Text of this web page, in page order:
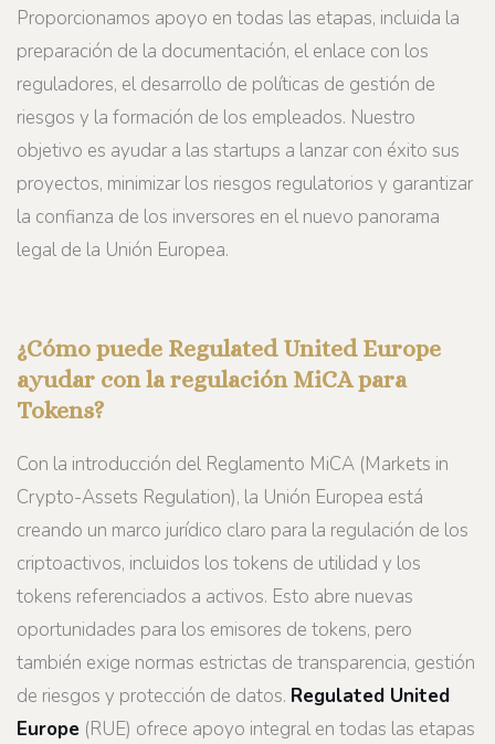
Proporcionamos apoyo en todas las etapas, incluida la
preparación de la documentación, el enlace con los
reguladores, el desarrollo de políticas de gestión de
riesgos y la formación de los empleados. Nuestro
objetivo es ayudar a las startups a lanzar con éxito sus
proyectos, minimizar los riesgos regulatorios y garantizar
la confianza de los inversores en el nuevo panorama
legal de la Unión Europea.
¿Cómo puede Regulated United Europe
ayudar con la regulación MiCA para
Tokens?
Con la introducción del Reglamento MiCA (Markets in
Crypto-Assets Regulation), la Unión Europea está
creando un marco jurídico claro para la regulación de los
criptoactivos, incluidos los tokens de utilidad y los
tokens referenciados a activos. Esto abre nuevas
oportunidades para los emisores de tokens, pero
también exige normas estrictas de transparencia, gestión
de riesgos y protección de datos. Regulated United
Europe (RUE) ofrece apoyo integral en todas las etapas